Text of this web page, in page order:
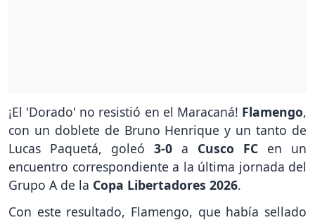
¡El 'Dorado' no resistió en el Maracaná! Flamengo,
con un doblete de Bruno Henrique y un tanto de
Lucas Paquetá, goleó 3-0 a Cusco FC en un
encuentro correspondiente a la última jornada del
Grupo A de la Copa Libertadores 2026.
Con este resultado, Flamengo, que había sellado